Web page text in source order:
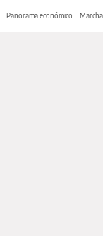
Panorama económico